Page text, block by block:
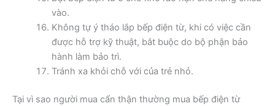
vào.
Không tự ý tháo lắp bếp điện từ, khi có việc cần
được hỗ trợ kỹ thuật, bắt buộc do bộ phận bảo
hành làm bảo trì.
Tránh xa khỏi chỗ với của trẻ nhỏ.
Tại vì sao người mua cẩn thận thường mua bếp điện từ